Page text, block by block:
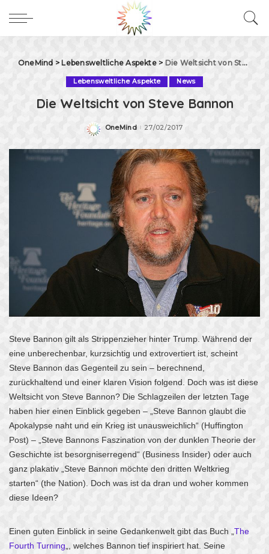
OneMind > Lebensweltliche Aspekte> Die Weltsicht von Steve Bannon
Lebensweltliche Aspekte News
Die Weltsicht von Steve Bannon
Posted
OneMind 27/02/2017
Steve Bannon gilt als Strippenzieher hinter Trump. Während der
eine unberechenbar, kurzsichtig und extrovertiert ist, scheint
Steve Bannon das Gegenteil zu sein – berechnend,
zurückhaltend und einer klaren Vision folgend. Doch was ist diese
Weltsicht von Steve Bannon? Die Schlagzeilen der letzten Tage
haben hier einen Einblick gegeben – „Steve Bannon glaubt die
Apokalypse naht und ein Krieg ist unausweichlich“ (Huffington
Post) – „Steve Bannons Faszination von der dunklen Theorie der
Geschichte ist besorgniserregend“ (Business Insider) oder auch
ganz plakativ „Steve Bannon möchte den dritten Weltkrieg
starten“ (the Nation). Doch was ist da dran und woher kommen
diese Ideen?
Einen guten Einblick in seine Gedankenwelt gibt das Buch „ The
Fourth Turning „, welches Bannon tief inspiriert hat. Seine